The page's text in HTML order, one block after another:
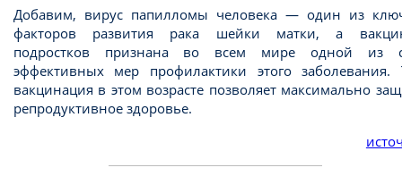
Добавим, вирус папилломы человека — один из
факторов развития рака шейки матки, а
подростков признана во всем мире одной из
эффективных мер профилактики этого заболевания.
вакцинация в этом возрасте позволяет максимально
репродуктивное здоровье.